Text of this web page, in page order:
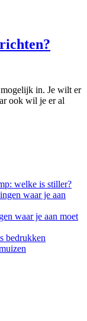
in. Je wilt er
ook wil je er al
welke is stiller?
waar je aan
waar je aan moet
bedrukken